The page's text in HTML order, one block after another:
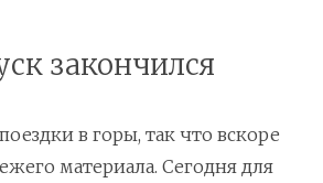
закончился
в горы, так что вскоре
материала. Сегодня для